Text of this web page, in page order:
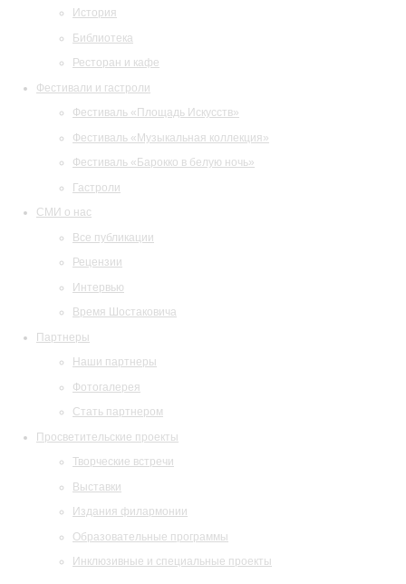
История
Библиотека
Ресторан и кафе
Фестивали и гастроли
Фестиваль «Площадь Искусств»
Фестиваль «Музыкальная коллекция»
Фестиваль «Барокко в белую ночь»
Гастроли
СМИ о нас
Все публикации
Рецензии
Интервью
Время Шостаковича
Партнеры
Наши партнеры
Фотогалерея
Стать партнером
Просветительские проекты
Творческие встречи
Выставки
Издания филармонии
Образовательные программы
Инклюзивные и специальные проекты